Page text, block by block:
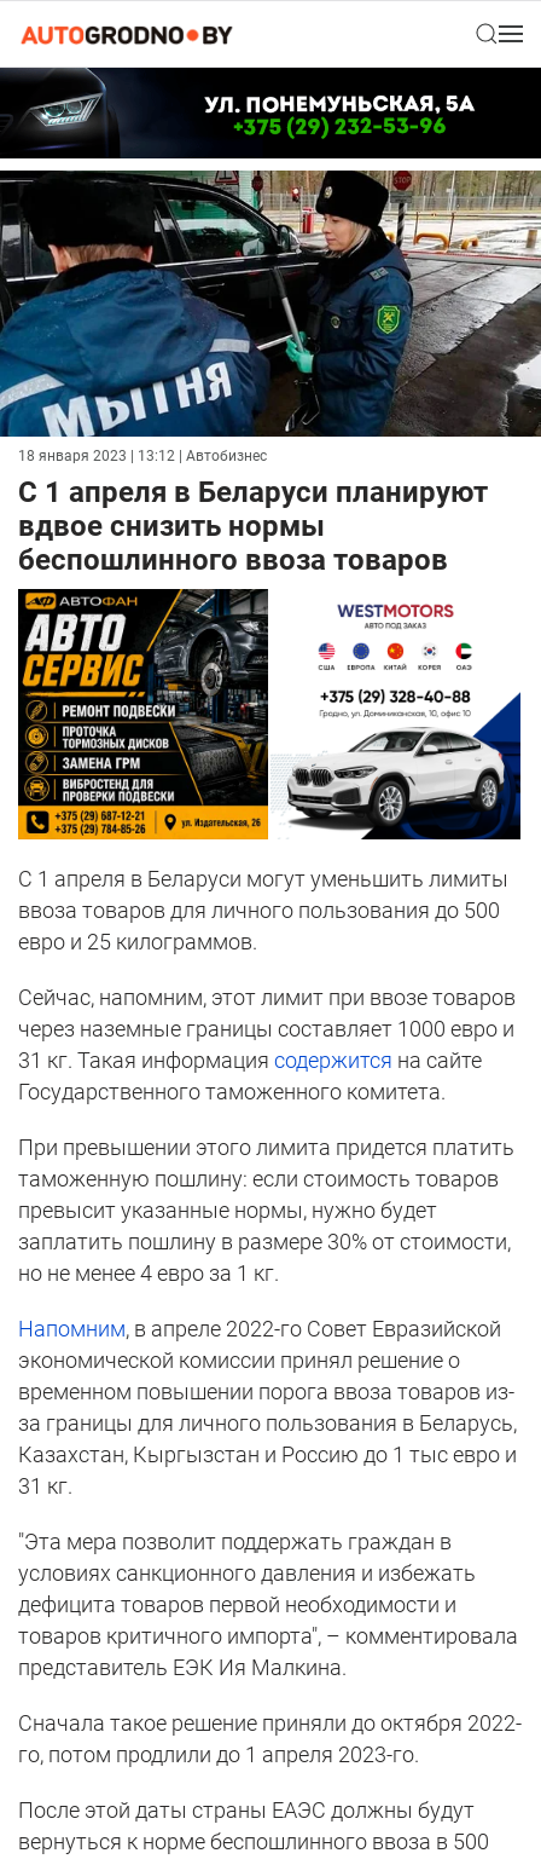
18 января 2023 | 13:12 | Автобизнес
С 1 апреля в Беларуси планируют
вдвое снизить нормы
беспошлинного ввоза товаров
С 1 апреля в Беларуси могут уменьшить лимиты
ввоза товаров для личного пользования до 500
евро и 25 килограммов.
Сейчас, напомним, этот лимит при ввозе товаров
через наземные границы составляет 1000 евро и
31 кг. Такая информация содержится на сайте
Государственного таможенного комитета.
При превышении этого лимита придется платить
таможенную пошлину: если стоимость товаров
превысит указанные нормы, нужно будет
заплатить пошлину в размере 30% от стоимости,
но не менее 4 евро за 1 кг.
Напомним, в апреле 2022-го Совет Евразийской
экономической комиссии принял решение о
временном повышении порога ввоза товаров из-
за границы для личного пользования в Беларусь,
Казахстан, Кыргызстан и Россию до 1 тыс евро и
31 кг.
"Эта мера позволит поддержать граждан в
условиях санкционного давления и избежать
дефицита товаров первой необходимости и
товаров критичного импорта", – комментировала
представитель ЕЭК Ия Малкина.
Сначала такое решение приняли до октября 2022-
го, потом продлили до 1 апреля 2023-го.
После этой даты страны ЕАЭС должны будут
вернуться к норме беспошлинного ввоза в 500